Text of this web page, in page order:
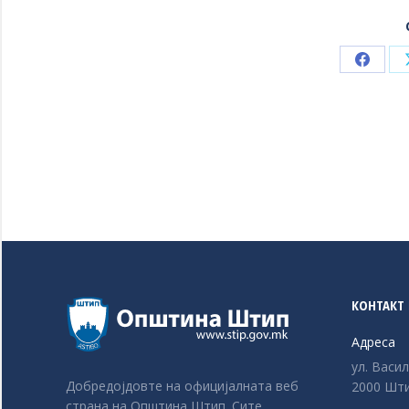
Share
Добредојдовте на официјалната веб
Адреса
ул.
2000